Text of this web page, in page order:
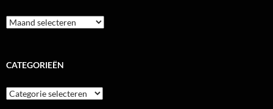
Archieven
CATEGORIEËN
Categorieën